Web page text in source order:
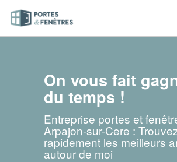
On vous fait
du temps !
Entreprise portes et
Arpajon-sur-Cere :
rapidement les meilleurs
autour de moi